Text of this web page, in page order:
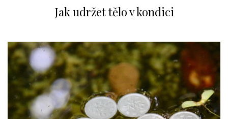
Jak udržet tělo v kondici